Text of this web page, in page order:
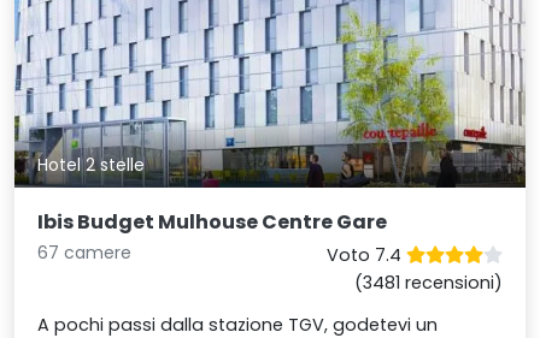
Hotel 2 stelle
Ibis Budget Mulhouse Centre Gare
67 camere
Voto 7.4
(3481 recensioni)
A pochi passi dalla stazione TGV, godetevi un